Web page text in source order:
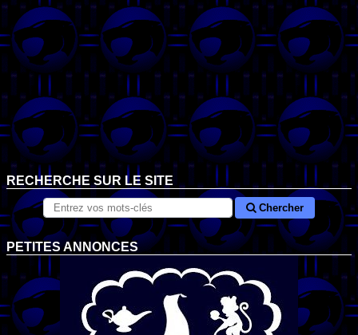
RECHERCHE SUR LE SITE
Chercher
PETITES ANNONCES